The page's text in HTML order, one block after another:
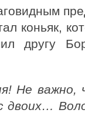
коньяк,
другу
Не важно,
двоих…